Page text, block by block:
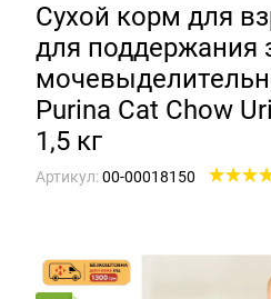
Сухой корм для
для поддержания
Purina Cat Chow
1,5 кг
Артикул:00-00018150